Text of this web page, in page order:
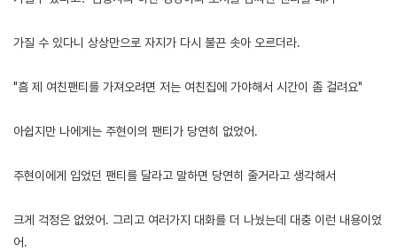
가질 수 있다니 상상만으로 자지가 다시 불끈 솟아 오르더라.
"흠 제 여친팬티를 가져오려면 저는 여친집에 가야해서 시간이 좀 걸려요"
아쉽지만 나에게는 주현이의 팬티가 당연히 없었어.
주현이에게 입었던 팬티를 달라고 말하면 당연히 줄거라고 생각해서
크게 걱정은 없었어. 그리고 여러가지 대화를 더 나눴는데 대충 이런 내용이었
어.